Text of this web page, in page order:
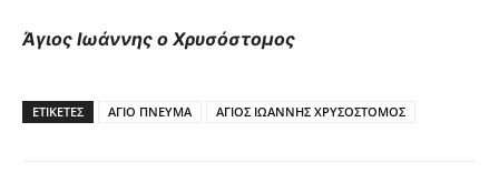
Άγιος Ιωάννης ο Χρυσόστομος
ΕΤΙΚΕΤΕΣ ΑΓΙΟ ΠΝΕΥΜΑ ΑΓΙΟΣ ΙΩΑΝΝΗΣ ΧΡΥΣΟΣΤΟΜΟΣ